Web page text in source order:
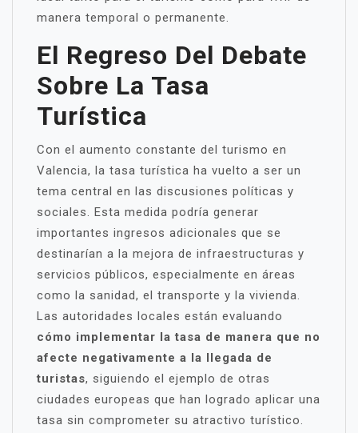
manera temporal o permanente.
El Regreso Del Debate
Sobre La Tasa
Turística
Con el aumento constante del turismo en
Valencia, la tasa turística ha vuelto a ser un
tema central en las discusiones políticas y
sociales. Esta medida podría generar
importantes ingresos adicionales que se
destinarían a la mejora de infraestructuras y
servicios públicos, especialmente en áreas
como la sanidad, el transporte y la vivienda.
Las autoridades locales están evaluando
cómo implementar la tasa de manera que no
afecte negativamente a la llegada de
turistas, siguiendo el ejemplo de otras
ciudades europeas que han logrado aplicar una
tasa sin comprometer su atractivo turístico.